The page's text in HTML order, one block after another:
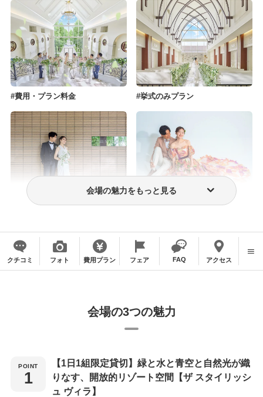
費用・プラン料金 挙式のみプラン
会場の魅力をもっと見る
クチコミ フォト 費用プラン フェア FAQ アクセス
会場の3つの魅力
【1日1組限定貸切】緑と水と青空と自然光が織
りなす、開放的リゾート空間【ザ スタイリッシ
ュ ヴィラ】